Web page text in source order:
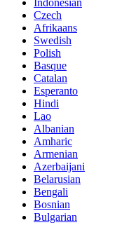
Indonesian
Czech
Afrikaans
Swedish
Polish
Basque
Catalan
Esperanto
Hindi
Lao
Albanian
Amharic
Armenian
Azerbaijani
Belarusian
Bengali
Bosnian
Bulgarian